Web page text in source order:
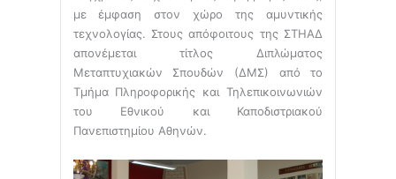
με έμφαση στον χώρο της αμυντικής
τεχνολογίας. Στους απόφοιτους της ΣΤΗΑΔ
απονέμεται τίτλος Διπλώματος
Μεταπτυχιακών Σπουδών (ΔΜΣ) από το
Τμήμα Πληροφορικής και Τηλεπικοινωνιών
του Εθνικού και Καποδιστριακού
Πανεπιστημίου Αθηνών.